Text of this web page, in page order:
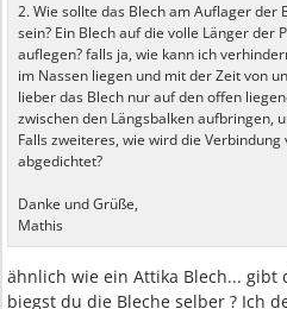
2. Wie sollte das Blech am Auflager
sein? Ein Blech auf die volle Länger der
auflegen? falls ja, wie kann ich
im Nassen liegen und mit der Zeit von
lieber das Blech nur auf den offen
zwischen den Längsbalken aufbringen,
Falls zweiteres, wie wird die
abgedichtet?
Danke und Grüße,
Mathis
ähnlich wie ein Attika Blech... gibt
biegst du die Bleche selber ? Ich